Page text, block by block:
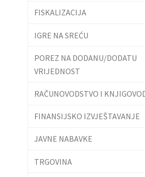
FISKALIZACIJA
IGRE NA SREĆU
POREZ NA DODANU/DODATU
VRIJEDNOST
RAČUNOVODSTVO I
FINANSIJSKO IZVJEŠTAVANJE
JAVNE NABAVKE
TRGOVINA